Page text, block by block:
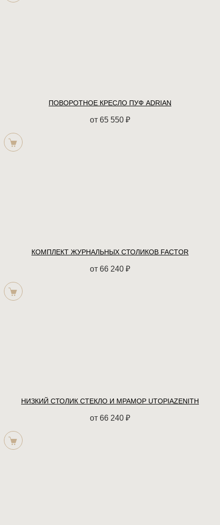
ПОВОРОТНОЕ КРЕСЛО ПУФ ADRIAN
от 65 550 ₽
КОМПЛЕКТ ЖУРНАЛЬНЫХ СТОЛИКОВ FACTOR
от 66 240 ₽
НИЗКИЙ СТОЛИК СТЕКЛО И МРАМОР UTOPIAZENITH
от 66 240 ₽